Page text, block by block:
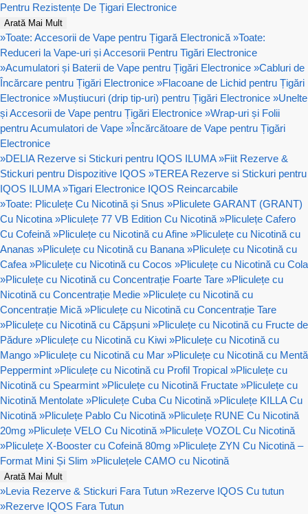
Pentru Rezistențe De Țigari Electronice
Arată Mai Mult
»Toate: Accesorii de Vape pentru Țigară Electronică »Toate:
Reduceri la Vape-uri și Accesorii Pentru Tigări Electronice
»Acumulatori și Baterii de Vape pentru Țigări Electronice »Cabluri de
Încărcare pentru Țigări Electronice »Flacoane de Lichid pentru Țigări
Electronice »Muștiucuri (drip tip-uri) pentru Țigări Electronice »Unelte
și Accesorii de Vape pentru Țigări Electronice »Wrap-uri și Folii
pentru Acumulatori de Vape »Încărcătoare de Vape pentru Țigări
Electronice
»DELIA Rezerve si Stickuri pentru IQOS ILUMA »Fiit Rezerve &
Stickuri pentru Dispozitive IQOS »TEREA Rezerve si Stickuri pentru
IQOS ILUMA »Tigari Electronice IQOS Reincarcabile
»Toate: Pliculețe Cu Nicotină și Snus »Pliculete GARANT (GRANT)
Cu Nicotina »Pliculețe 77 VB Edition Cu Nicotină »Pliculețe Cafero
Cu Cofeină »Pliculețe cu Nicotină cu Afine »Pliculețe cu Nicotină cu
Ananas »Pliculețe cu Nicotină cu Banana »Pliculețe cu Nicotină cu
Cafea »Pliculețe cu Nicotină cu Cocos »Pliculețe cu Nicotină cu Cola
»Pliculețe cu Nicotină cu Concentrație Foarte Tare »Pliculețe cu
Nicotină cu Concentrație Medie »Pliculețe cu Nicotină cu
Concentrație Mică »Pliculețe cu Nicotină cu Concentrație Tare
»Pliculețe cu Nicotină cu Căpșuni »Pliculețe cu Nicotină cu Fructe de
Pădure »Pliculețe cu Nicotină cu Kiwi »Pliculețe cu Nicotină cu
Mango »Pliculețe cu Nicotină cu Mar »Pliculețe cu Nicotină cu Mentă
Peppermint »Pliculețe cu Nicotină cu Profil Tropical »Pliculețe cu
Nicotină cu Spearmint »Pliculețe cu Nicotină Fructate »Pliculețe cu
Nicotină Mentolate »Pliculețe Cuba Cu Nicotină »Pliculețe KILLA Cu
Nicotină »Pliculețe Pablo Cu Nicotină »Pliculețe RUNE Cu Nicotină
20mg »Pliculețe VELO Cu Nicotină »Pliculețe VOZOL Cu Nicotină
»Pliculețe X-Booster cu Cofeină 80mg »Pliculețe ZYN Cu Nicotină –
Format Mini Și Slim »Pliculețele CAMO cu Nicotină
Arată Mai Mult
»Levia Rezerve & Stickuri Fara Tutun »Rezerve IQOS Cu tutun
»Rezerve IQOS Fara Tutun